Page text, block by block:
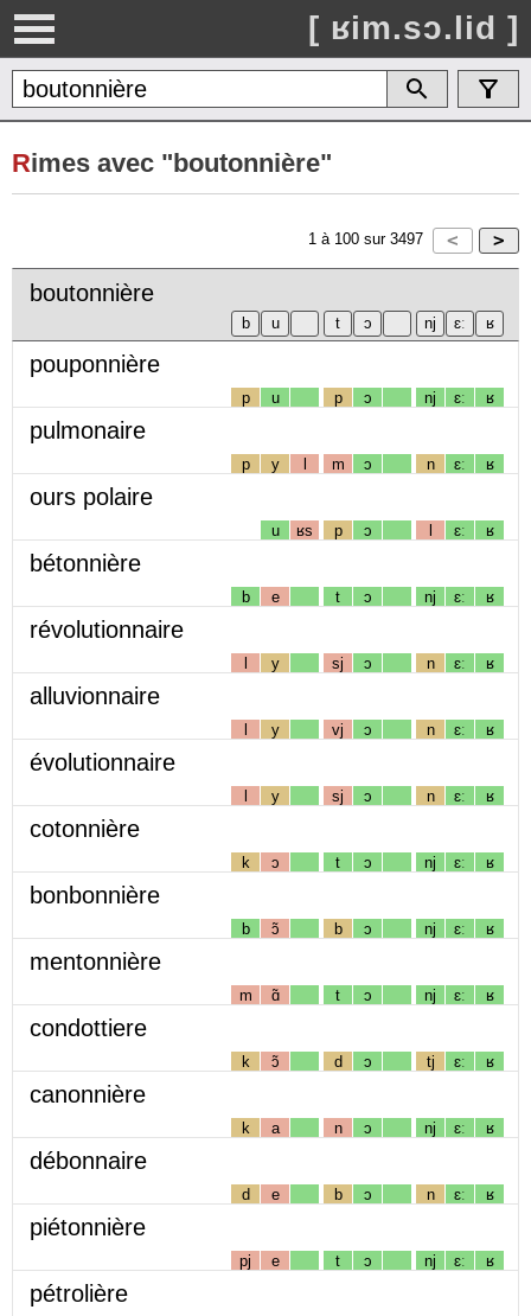
[ ʁim.sɔ.lid ]
Rimes avec "boutonnière"
1 à 100 sur 3497
boutonnière
pouponnière
p u p ɔ nj ɛː ʁ
pulmonaire
p y l m ɔ n ɛː ʁ
ours polaire
u ʁs p ɔ l ɛː ʁ
bétonnière
b e t ɔ nj ɛː ʁ
révolutionnaire
l y sj ɔ n ɛː ʁ
alluvionnaire
l y vj ɔ n ɛː ʁ
évolutionnaire
l y sj ɔ n ɛː ʁ
cotonnière
k ɔ t ɔ nj ɛː ʁ
bonbonnière
b ɔ̃ b ɔ nj ɛː ʁ
mentonnière
m ɑ̃ t ɔ nj ɛː ʁ
condottiere
k ɔ̃ d ɔ tj ɛː ʁ
canonnière
k a n ɔ nj ɛː ʁ
débonnaire
d e b ɔ n ɛː ʁ
piétonnière
pj e t ɔ nj ɛː ʁ
pétrolière